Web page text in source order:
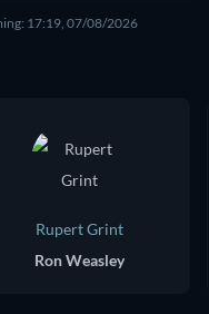
17:19, 07/08/2026
Rupert Grint
Ron Weasley